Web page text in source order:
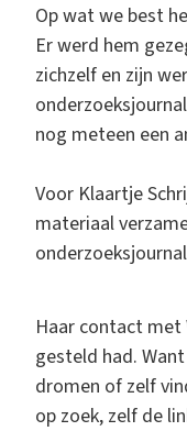
Op wat we best
Er werd hem
zichzelf en zijn
nog meteen een
Voor Klaartje
materiaal
Haar contact met
gesteld had.
dromen of zelf
op zoek, zelf de